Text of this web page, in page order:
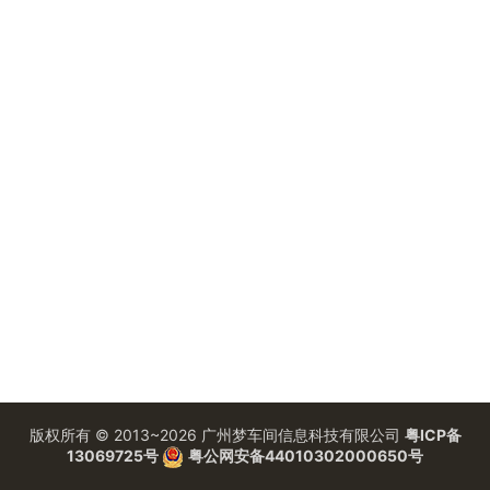
版权所有 © 2013~2026 广州梦车间信息科技有限公司 粤ICP备
13069725号
粤公网安备44010302000650号